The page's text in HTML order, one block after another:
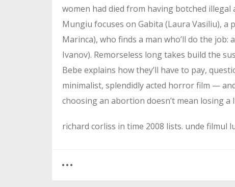
women had died from having botched
Mungiu focuses on Gabita (Laura Vasiliu),
Marinca), who finds a man who’ll do the
Ivanov). Remorseless long takes build the
Bebe explains how they’ll have to pay,
minimalist, splendidly acted horror film —
choosing an abortion doesn’t mean losing a
richard corliss in time 2008 lists. unde filmul